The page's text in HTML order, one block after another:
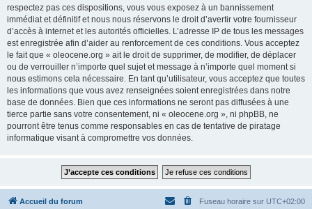
respectez pas ces dispositions, vous vous exposez à un bannissement
immédiat et définitif et nous nous réservons le droit d’avertir votre fournisseur
d’accès à internet et les autorités officielles. L’adresse IP de tous les messages
est enregistrée afin d’aider au renforcement de ces conditions. Vous acceptez
le fait que « oleocene.org » ait le droit de supprimer, de modifier, de déplacer
ou de verrouiller n’importe quel sujet et message à n’importe quel moment si
nous estimons cela nécessaire. En tant qu’utilisateur, vous acceptez que toutes
les informations que vous avez renseignées soient enregistrées dans notre
base de données. Bien que ces informations ne seront pas diffusées à une
tierce partie sans votre consentement, ni « oleocene.org », ni phpBB, ne
pourront être tenus comme responsables en cas de tentative de piratage
informatique visant à compromettre vos données.
Accueil du forum Fuseau horaire sur UTC+02:00